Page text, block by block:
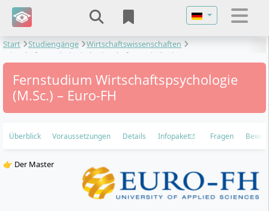
Sprache
Start Studiengänge
Wirtschaftswissenschaften
Wirtschaftspsychologie
Wirtschaftspsychologie
Fernstudium Wirtschaftspsychologie
(M.Sc.) – Euro-FH
Überblick Voraussetzungen Details Infopaket Fragen
👉 Der Master